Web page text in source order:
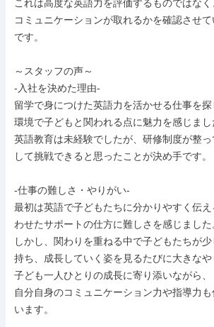
これは高度な英語力を評価するものではな
コミュニケーションが取れるかを確認させ
です。
～スタッフの声～
-入社を決めた理由-
留学で身につけた英語力を活かせる仕事を
環境で子どもと関われる点に魅力を感じまし
英語教育は未経験でしたが、研修制度が整
して挑戦できると思ったことが決め手です。
-仕事の難しさ・やりがい-
最初は英語で子どもたちに分かりやすく伝
わせたサポートの仕方に難しさを感じました
しかし、関わりを重ねる中で子どもたちが
持ち、成長していく姿を見るたびに大きなや
子ども一人ひとりの成長に寄り添いながら、
自分自身のコミュニケーション力や指導力
います。